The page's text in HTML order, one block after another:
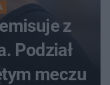
z
Podział
meczu